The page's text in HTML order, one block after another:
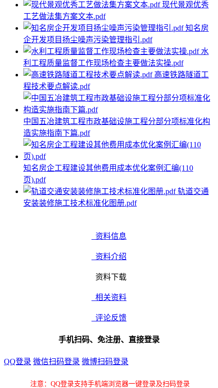
现代景观优秀
工艺做法集方案文本.pdf
知名房
企开发项目扬尘噪声污染管理指引.pdf
水
利工程质量监督工作现场检查主要做法实操.pdf
高速铁路隧道工
程技术要点解读.pdf
中国五冶建筑工程市政基础设施工程分部分项标准化构
造实施指南下篇.pdf
知名房企工程建设其他费用成本优化案例汇编(110
页).pdf
轨道交通
安装装修施工技术标准化图册.pdf
资料信息
资料介绍
资料下载
相关资料
评论反馈
手机扫码、免注册、直接登录
QQ登录 微信扫码登录 微博扫码登录
注意：QQ登录支持手机端浏览器一键登录及扫码登录